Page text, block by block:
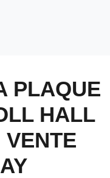
PLAQUE
HALL
VENTE